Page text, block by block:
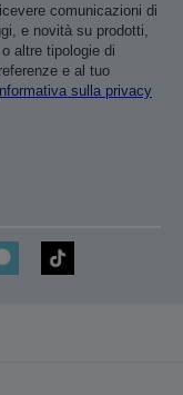
comunicazioni di
e novità su prodotti,
altre tipologie di
e al tuo
Informativa sulla privacy